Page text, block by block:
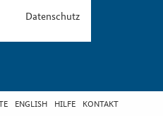
Datenschutz
ENGLISH HILFE KONTAKT